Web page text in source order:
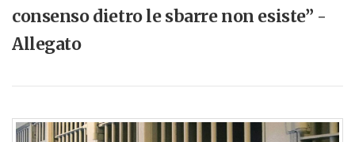
consenso dietro le sbarre non esiste” -
Allegato